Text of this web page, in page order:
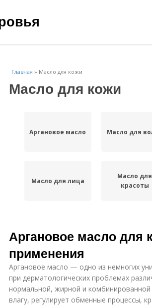
Главная » Масло для кожи
Масло для кожи
Аргановое масло Масло для
Масло для лица
Масло для
красоты
Аргановое масло для
применения
Аргановое масло — одно из немногих
при дерматологических проблемах
нормальной, жирной и
влагу, регулирует обменные процессы,